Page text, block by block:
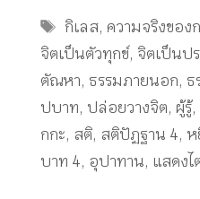
Tags
กิเลส,ความจริงของ
จิตเป็นตัวทุกข์, จิตเป็นป
ตัณหา, ธรรมภายนอก, ธ
ปบาท, ปล่อยวางจิต, ผู้รู้,
กกะ, สติ, สติปัฏฐาน 4, ห
บาท 4, อุปาทาน, แสดง